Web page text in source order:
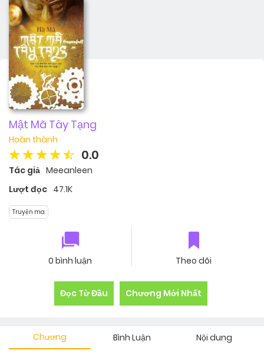
Mật Mã Tây Tạng
Hoàn thành
0.0
Tác giả Meeanleen
Lượt đọc 47.1K
Truyện ma
0 bình luận Theo dõi
Đọc Từ Đầu Chương Mới Nhất
Chương Bình Luận Nội dung